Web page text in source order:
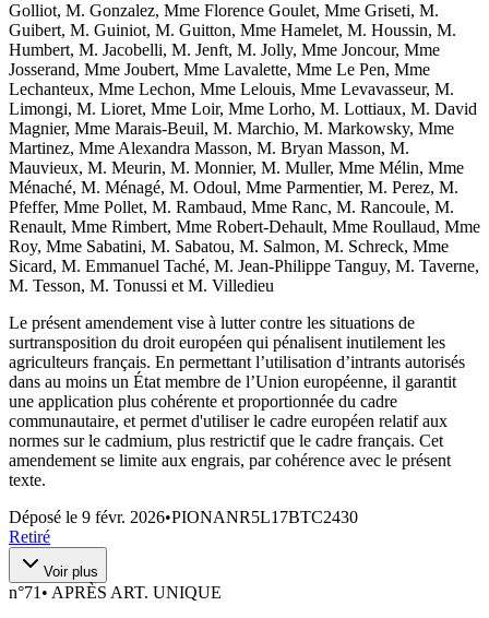
Golliot, M. Gonzalez, Mme Florence Goulet, Mme Griseti, M.
Guibert, M. Guiniot, M. Guitton, Mme Hamelet, M. Houssin, M.
Humbert, M. Jacobelli, M. Jenft, M. Jolly, Mme Joncour, Mme
Josserand, Mme Joubert, Mme Lavalette, Mme Le Pen, Mme
Lechanteux, Mme Lechon, Mme Lelouis, Mme Levavasseur, M.
Limongi, M. Lioret, Mme Loir, Mme Lorho, M. Lottiaux, M. David
Magnier, Mme Marais-Beuil, M. Marchio, M. Markowsky, Mme
Martinez, Mme Alexandra Masson, M. Bryan Masson, M.
Mauvieux, M. Meurin, M. Monnier, M. Muller, Mme Mélin, Mme
Ménaché, M. Ménagé, M. Odoul, Mme Parmentier, M. Perez, M.
Pfeffer, Mme Pollet, M. Rambaud, Mme Ranc, M. Rancoule, M.
Renault, Mme Rimbert, Mme Robert-Dehault, Mme Roullaud, Mme
Roy, Mme Sabatini, M. Sabatou, M. Salmon, M. Schreck, Mme
Sicard, M. Emmanuel Taché, M. Jean-Philippe Tanguy, M. Taverne,
M. Tesson, M. Tonussi et M. Villedieu
Le présent amendement vise à lutter contre les situations de
surtransposition du droit européen qui pénalisent inutilement les
agriculteurs français. En permettant l’utilisation d’intrants autorisés
dans au moins un État membre de l’Union européenne, il garantit
une application plus cohérente et proportionnée du cadre
communautaire, et permet d'utiliser le cadre européen relatif aux
normes sur le cadmium, plus restrictif que le cadre français. Cet
amendement se limite aux engrais, par cohérence avec le présent
texte.
Déposé le 9 févr. 2026•PIONANR5L17BTC2430
Retiré
Voir plus
n°71 • APRÈS ART. UNIQUE